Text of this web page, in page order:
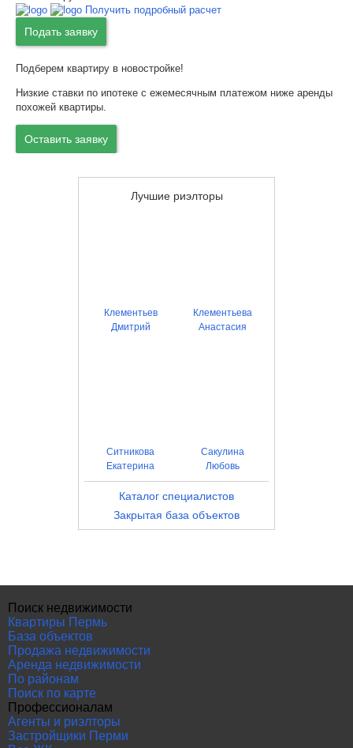
Получить подробный расчет
Подать заявку
Подберем квартиру в новостройке!
Низкие ставки по ипотеке с ежемесячным платежом ниже аренды
похожей квартиры.
Оставить заявку
Лучшие риэлторы
Клементьев
Дмитрий
Клементьева
Анастасия
Ситникова
Екатерина
Сакулина
Любовь
Каталог специалистов
Закрытая база объектов
Поиск недвижимости
Квартиры Пермь
База объектов
Продажа недвижимости
Аренда недвижимости
По районам
Поиск по карте
Профессионалам
Агенты и риэлторы
Застройщики Перми